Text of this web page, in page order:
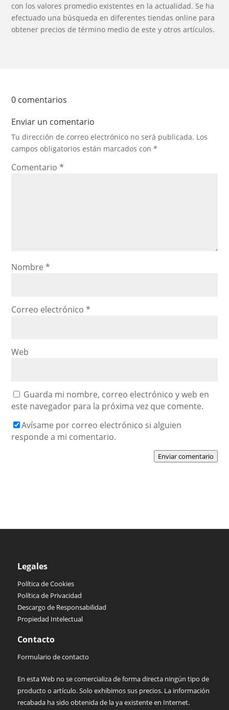
con los valores promedio existentes en la actualidad. Se ha
efectuado una búsqueda en diferentes tiendas online para
obtener precios de término medio de este y otros artículos.
0 comentarios
Enviar un comentario
Tu dirección de correo electrónico no será publicada. Los
campos obligatorios están marcados con*
Comentario*
Nombre*
Correo electrónico*
Web
Guarda mi nombre, correo electrónico y web en
este navegador para la próxima vez que comente.
Avísame por correo electrónico si alguien
responde a mi comentario.
Enviar comentario
Legales
Política de Cookies
Política de Privacidad
Descargo de Responsabilidad
Propiedad Intelectual
Contacto
Formulario de contacto
En esta Web no se comercializa de forma directa ningún tipo de
producto o artículo. Solo exhibimos sus precios. La información
recabada ha sido obtenida de la ya existente en Internet.